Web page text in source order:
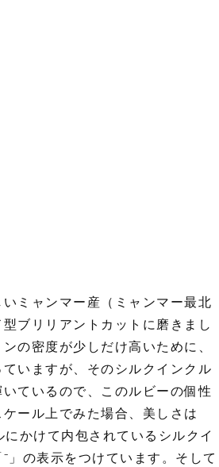
ミャンマー産（ミャンマー最北
ブリリアントカットに磨きまし
の密度が少しだけ高いために、
いますが、そのシルクインクル
ているので、このルビーの個性
ール上でみた場合、美しさは
かけて内包されているシルクイ
」の表示をつけています。そして